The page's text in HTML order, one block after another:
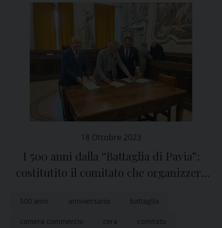
18 Ottobre 2023
I 500 anni dalla “Battaglia di Pavia”:
costitutito il comitato che organizzerà
500 anni anniversario battaglia
camera commercio cera comitato